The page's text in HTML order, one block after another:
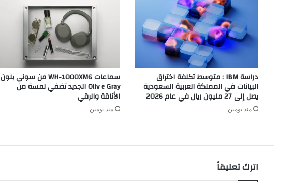
دراسة IBM : متوسط تكلفة اختراق
البيانات في المملكة العربية السعودية
يصل إلى 27 مليون ريال في عام 2026
منذ يومين
سماعات WH-1000XM6 من سوني بلون
Oliv e Gray الجديد تضفي لمسة من
الأناقة والرقي
منذ يومين
اترك تعليقاً